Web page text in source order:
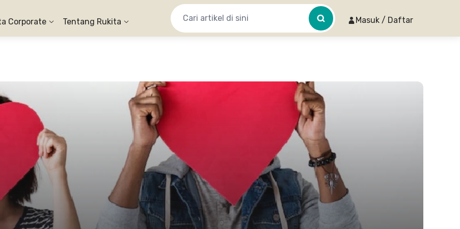
Corporate Tentang Rukita Masuk / Daftar